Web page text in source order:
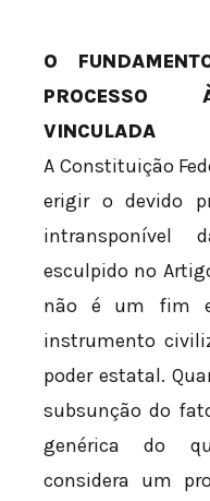
O
PROCESSO
VINCULADA
A Constituição
erigir o devido
intransponível
esculpido no
não é um fim
instrumento
poder estatal.
subsunção do
genérica do
considera um